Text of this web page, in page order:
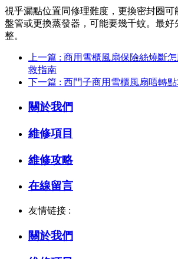
視乎漏點位置同修理難度，更換密封圈可
盤管或更換蒸發器，可能要幾千蚊。最好
整。
上一篇 : 商用雪櫃風扇保險絲燒斷
救指南
下一篇 : 西門子商用雪櫃風扇唔轉點
關於我們
維修項目
維修攻略
在線留言
友情链接 :
關於我們